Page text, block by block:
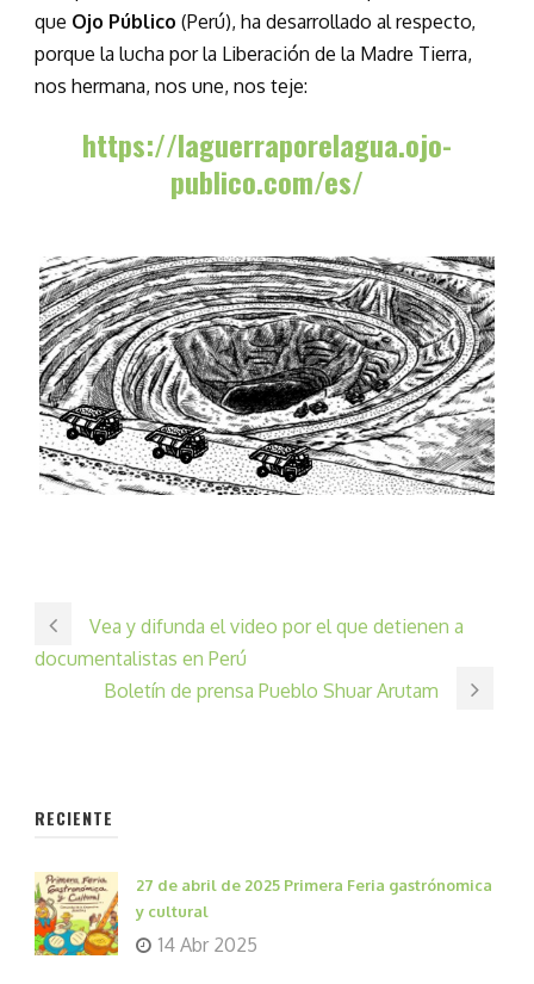
que Ojo Público (Perú), ha desarrollado al respecto,
porque la lucha por la Liberación de la Madre Tierra,
nos hermana, nos une, nos teje:
https://laguerraporelagua.ojo-
publico.com/es/
Vea y difunda el video por el que detienen a
documentalistas en Perú
Boletín de prensa Pueblo Shuar Arutam
RECIENTE
27 de abril de 2025 Primera Feria gastrónomica
y cultural
14 Abr 2025